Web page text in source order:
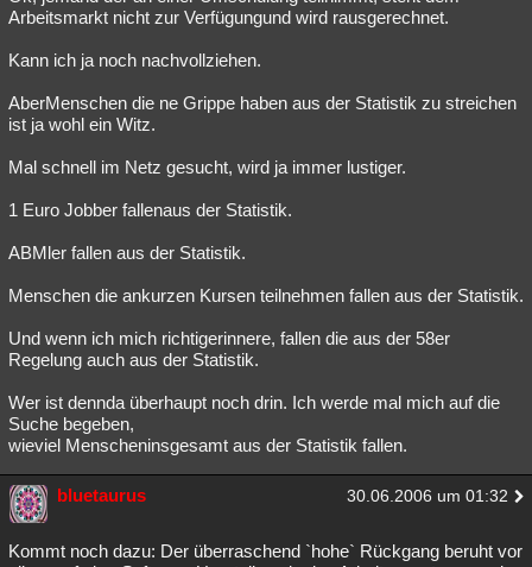
Philosophie Träume Orte Esoterik Literatur
Astronomie Helpdesk Gruppen
Musik Clash Verbesserungen
Arbeitsmarkt nicht zur Verfügungund wird rausgerechnet.
Kann ich ja noch nachvollziehen.
AberMenschen die ne Grippe haben aus der Statistik zu streichen
ist ja wohl ein Witz.
Mal schnell im Netz gesucht, wird ja immer lustiger.
1 Euro Jobber fallenaus der Statistik.
ABMler fallen aus der Statistik.
Menschen die ankurzen Kursen teilnehmen fallen aus der Statistik.
Und wenn ich mich richtigerinnere, fallen die aus der 58er
Regelung auch aus der Statistik.
Wer ist dennda überhaupt noch drin. Ich werde mal mich auf die
Suche begeben,
wieviel Menscheninsgesamt aus der Statistik fallen.
bluetaurus 30.06.2006 um 01:32
Kommt noch dazu: Der überraschend `hohe` Rückgang beruht vor